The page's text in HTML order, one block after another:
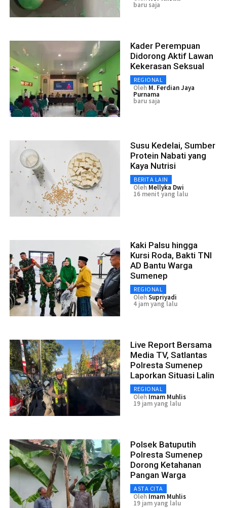
baru saja
Kader Perempuan
Didorong Aktif Lawan
Kekerasan Seksual
REGIONAL
Oleh M. Ferdian Jaya
Purnama
baru saja
Susu Kedelai, Sumber
Protein Nabati yang
Kaya Nutrisi
BERITA LAIN
Oleh Mellyka Dwi
16 menit yang lalu
Kaki Palsu hingga
Kursi Roda, Bakti TNI
AD Bantu Warga
Sumenep
REGIONAL
OlehSupriyadi
4 jam yang lalu
Live Report Bersama
Media TV, Satlantas
Polresta Sumenep
Laporkan Situasi Lalin
REGIONAL
Oleh Imam Muhlis
19 jam yang lalu
Polsek Batuputih
Polresta Sumenep
Dorong Ketahanan
Pangan Warga
ASTA CITA
Oleh Imam Muhlis
19 jam yang lalu